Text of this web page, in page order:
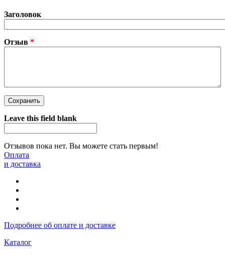
Заголовок
Отзыв *
Leave this field blank
Отзывов пока нет. Вы можете стать первым!
Оплата
и доставка
Подробнее об оплате и доставке
Каталог